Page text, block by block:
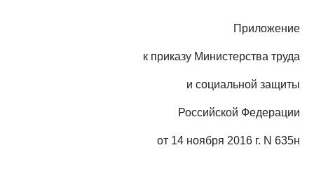
Приложение
к приказу Министерства труда
и социальной защиты
Российской Федерации
от 14 ноября 2016 г. N 635н